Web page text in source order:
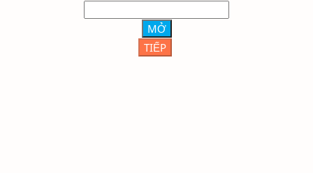
MỞ
TIẾP